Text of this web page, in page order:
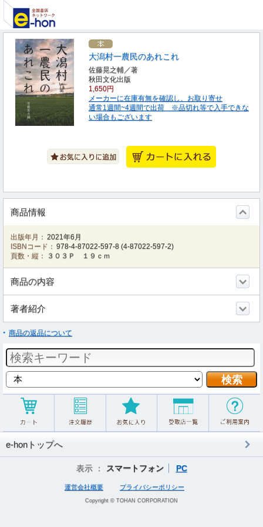
大潟村一農民のあれこれ
佐藤晃之輔／著
秋田文化出版
1,650円
メーカーに在庫有無を確認し、お取り寄せ
通常1週間~4週間で出荷 ※品切れ等で入手できな
い場合もございます
商品情報
出版年月： 2021年6月
ISBNコード： 978-4-87022-597-8 (4-87022-597-2)
頁数・縦：
３０３Ｐ １９ｃｍ
商品の内容
著者紹介
商品の返品について
e-honトップへ
表示 ： スマートフォン PC
運営会社概要 プライバシーポリシー
Copyright © TOHAN CORPORATION